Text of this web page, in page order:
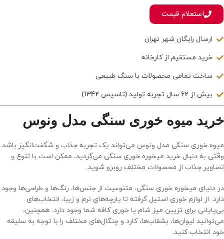
استعلام قیمت
ارسال رایگان شهر تهران
خرید مستقیم از کارخانه
ساخت تمامی محصولات با سنگ طبیعی
بیش از 62 سال تجربه تولید (تاسیس 1342)
خرید میوه خوری سنگی مدل ونوس
میوه خوری سنگی مدل ونوس می‌تواند یک تجربه جذاب و شگفت‌انگیز باشد.
وقتی به دنبال خرید میخوره خوری سنگی می‌گردید، ممکن است با تنوع و
تصاویر جذاب از محصولات مختلف روبرو شوید.
در دنیای میخوره خوری سنگی، متنوعیت از جنس‌ها، رنگ‌ها و طراحی‌ها وجود
دارد. از لوازم خوری استیل گرفته تا پارچه‌های نرم و زیبا، انتخاب‌های
بی‌پایانی برای تزیین میز شام یا خوری کافه شما وجود دارد. همچنین،
می‌توانید لیوان‌ها، بشقاب‌ها، کارد و چنگال‌های مختلف را با توجه به سلیقه
خود انتخاب کنید.